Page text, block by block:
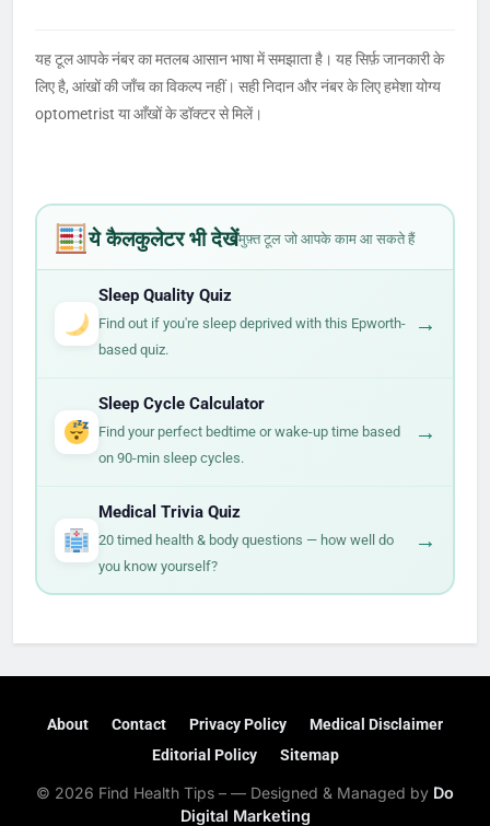
यह टूल आपके नंबर का मतलब आसान भाषा में समझाता है। यह सिर्फ़ जानकारी के
लिए है, आंखों की जाँच का विकल्प नहीं। सही निदान और नंबर के लिए हमेशा योग्य
optometrist या आँखों के डॉक्टर से मिलें।
ये कैलकुलेटर भी देखेंमुफ़्त टूल जो आपके काम आ सकते हैं
Sleep Quality Quiz
Find out if you're sleep deprived with this Epworth-
based quiz.
→
Sleep Cycle Calculator
Find your perfect bedtime or wake-up time based
on 90-min sleep cycles.
→
Medical Trivia Quiz
20 timed health & body questions — how well do
you know yourself?
→
About Contact Privacy Policy
Medical Disclaimer
Editorial Policy
Sitemap
© 2026 Find Health Tips – — Designed & Managed by Do
Digital Marketing